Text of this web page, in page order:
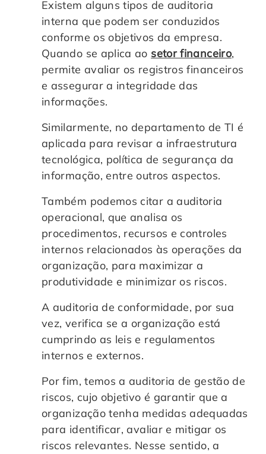
Existem alguns tipos de auditoria
interna que podem ser conduzidos
conforme os objetivos da empresa.
Quando se aplica ao setor financeiro,
permite avaliar os registros financeiros
e assegurar a integridade das
informações.
Similarmente, no departamento de TI é
aplicada para revisar a infraestrutura
tecnológica, política de segurança da
informação, entre outros aspectos.
Também podemos citar a auditoria
operacional, que analisa os
procedimentos, recursos e controles
internos relacionados às operações da
organização, para maximizar a
produtividade e minimizar os riscos.
A auditoria de conformidade, por sua
vez, verifica se a organização está
cumprindo as leis e regulamentos
internos e externos.
Por fim, temos a auditoria de gestão de
riscos, cujo objetivo é garantir que a
organização tenha medidas adequadas
para identificar, avaliar e mitigar os
riscos relevantes. Nesse sentido, a